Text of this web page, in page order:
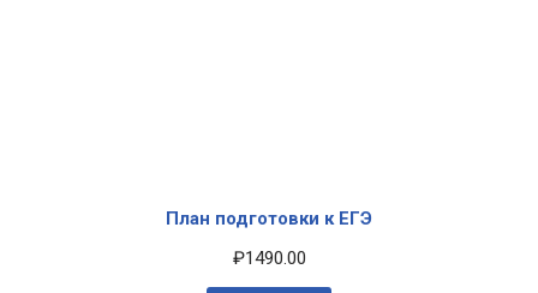
План подготовки к ЕГЭ
₽1490.00